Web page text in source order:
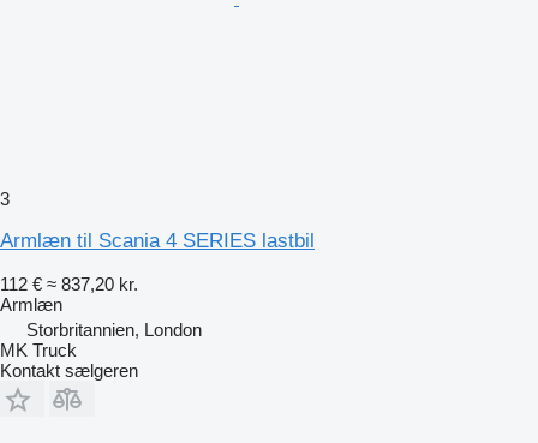
3
Armlæn til Scania 4 SERIES lastbil
112 € ≈ 837,20 kr.
Armlæn
Storbritannien, London
MK Truck
Kontakt sælgeren